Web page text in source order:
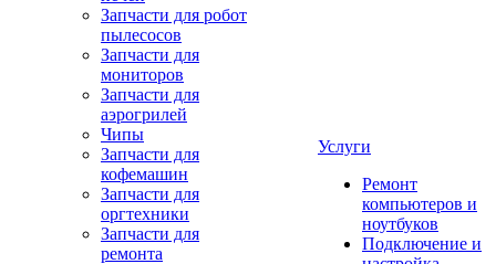
Запчасти для робот
пылесосов
Запчасти для
мониторов
Запчасти для
аэрогрилей
Чипы
Запчасти для
кофемашин
Запчасти для
оргтехники
Запчасти для
ремонта
Услуги
Ремонт
компьютеров и
ноутбуков
Подключение и